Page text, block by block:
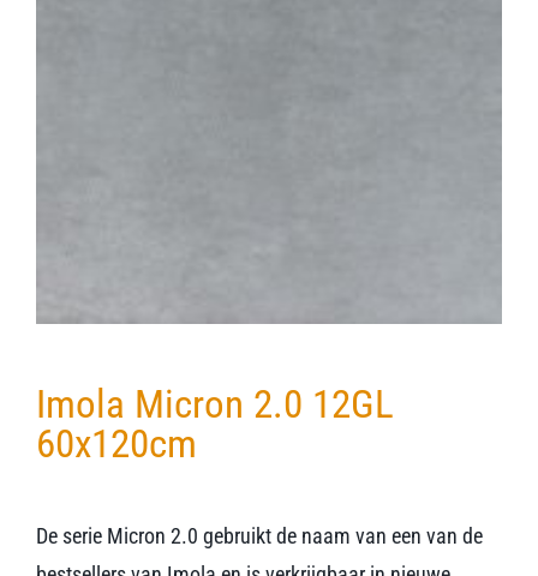
Imola Micron 2.0 12GL
60x120cm
De serie Micron 2.0 gebruikt de naam van een van de